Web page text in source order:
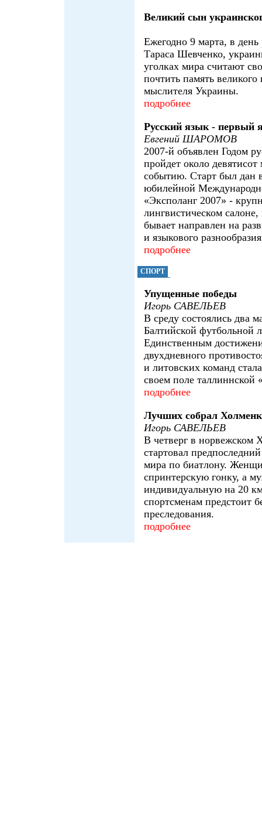
Великий сын
Ежегодно 9 марта, в
Тараса Шевченко,
уголках мира считают
почтить память великого
мыслителя Украины.
подробнее
Русский язык - первый
Евгений ШАРОМОВ
2007-й объявлен Годом
пройдет около
событию. Старт был дан
юбилейной
«Эксполанг 2007» -
лингвистическом
бывает направлен на
и языкового
подробнее
СПОРТ
Упущенные победы
Игорь САВЕЛЬЕВ
В среду состоялись два
Балтийской футбольной
Единственным
двухдневного
и литовских команд
своем поле таллиннской
подробнее
Лучших собрал
Игорь САВЕЛЬЕВ
В четверг в норвежском
стартовал
мира по биатлону.
спринтерскую гонку, а
индивидуальную на 20
спортсменам предстоит
преследования.
подробнее